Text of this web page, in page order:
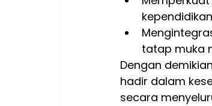
kependidikan
tatap muka
Dengan
hadir dalam
secara